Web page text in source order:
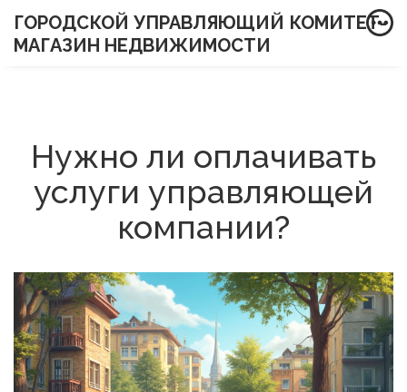
ГОРОДСКОЙ УПРАВЛЯЮЩИЙ КОМИТЕТ-
МАГАЗИН НЕДВИЖИМОСТИ
Нужно ли оплачивать
услуги управляющей
компании?